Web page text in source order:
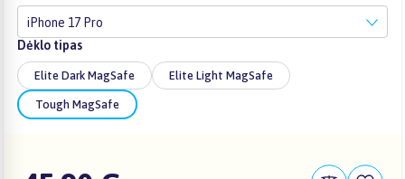
iPhone 17 Pro
Dėklo tipas
Elite Dark MagSafe Elite Light MagSafe
Tough MagSafe